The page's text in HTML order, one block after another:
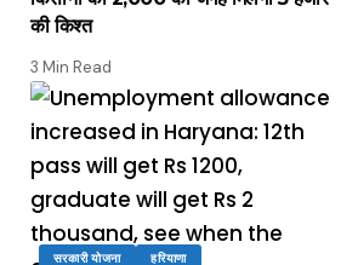
की किश्त
3 Min Read
सरकारी योजना हरियाणा